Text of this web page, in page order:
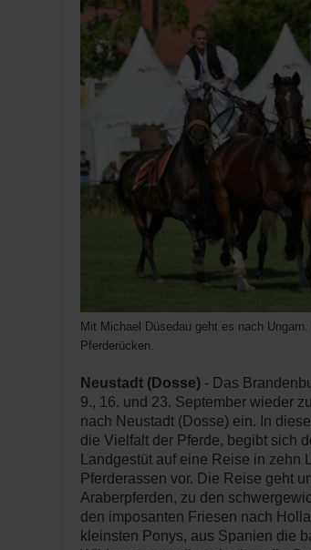
Mit Michael Düsedau geht es nach
Pferderücken.
Neustadt (Dosse) - Das
9., 16. und 23. September wieder
nach Neustadt (Dosse) ein. In
die Vielfalt der Pferde, begibt sich
Landgestüt auf eine Reise in zehn
Pferderassen vor. Die Reise geht
Araberpferden, zu den
den imposanten Friesen nach
kleinsten Ponys, aus Spanien die